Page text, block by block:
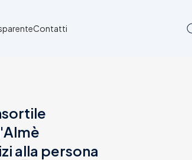
Contatti
alla persona